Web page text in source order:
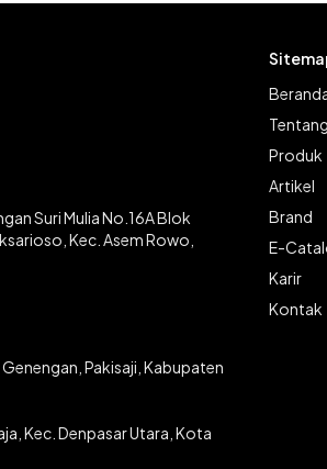
Suri Mulia No.16A Blok
Kec. Asem Rowo,
Pakisaji, Kabupaten
Kec. Denpasar Utara, Kota
Produk
Artikel
Brand
E-
Karir
Kontak